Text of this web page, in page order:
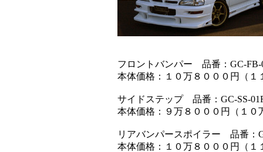
フロントバンパー 品番：GC-FB-
本体価格：１０万８０００円（１１万
サイドステップ 品番：GC-SS-
本体価格：９万８０００円（１０万７
リアバンパースポイラー 品番：GC-
本体価格：１０万８０００円（１１万